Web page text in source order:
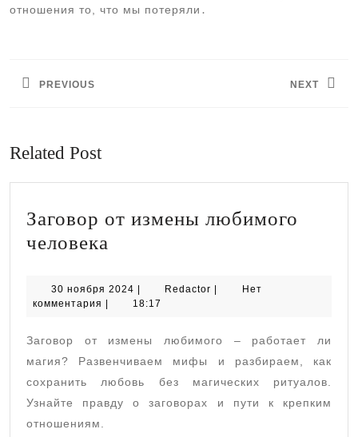
отношения то, что мы потеряли․
записям
PREVIOUS NEXT
Related Post
Заговор от измены любимого
человека
измены
любимого
человека
30 ноября 2024 30
ноября
Redactor Redactor
Нет
комментария
18:17
Заговор от измены любимого – работает ли
магия? Развенчиваем мифы и разбираем, как
сохранить любовь без магических ритуалов.
Узнайте правду о заговорах и пути к крепким
отношениям.